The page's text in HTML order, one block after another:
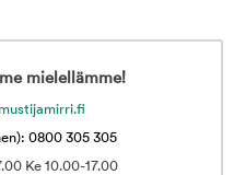
mielellämme!
0800 305 305
Ke 10.00-17.00